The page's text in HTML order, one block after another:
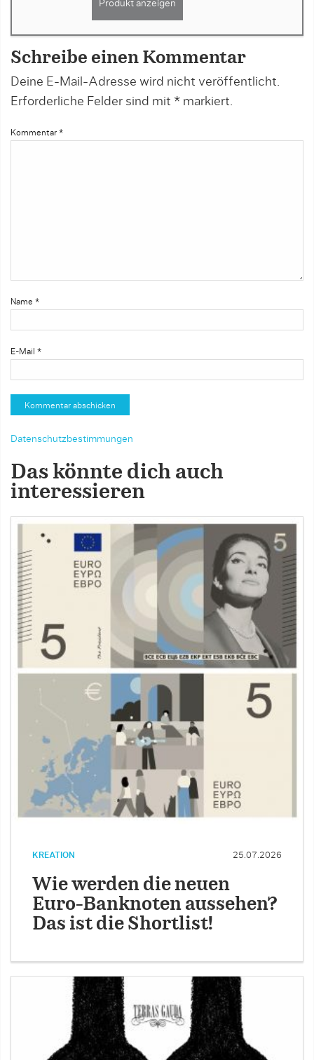
Produkt anzeigen
Schreibe einen Kommentar
Deine E-Mail-Adresse wird nicht veröffentlicht.
Erforderliche Felder sind mit * markiert.
Kommentar *
Name *
E-Mail *
Datenschutzbestimmungen
Das könnte dich auch
interessieren
KREATION 25.07.2026
Wie werden die neuen
Euro-Banknoten aussehen?
Das ist die Shortlist!